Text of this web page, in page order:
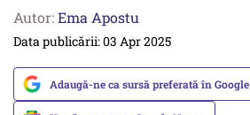
Autor:Ema Apostu
Data publicării: 03 Apr 2025
Adaugă-ne ca sursă preferată în Google